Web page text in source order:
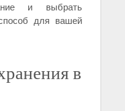
и выбрать
для вашей
в